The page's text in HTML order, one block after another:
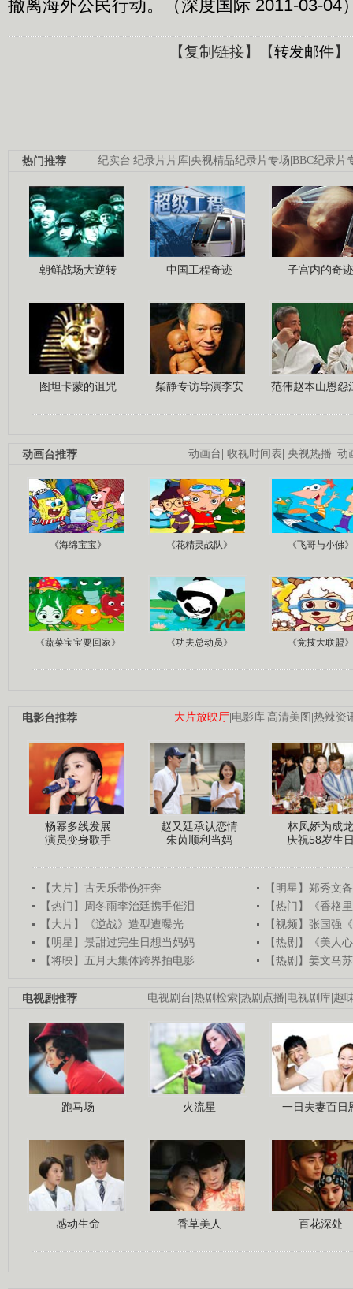
撤离海外公民行动。（深度国际 2011-03-04
【复制链接】【转发邮件】
纪实台|纪录片片库|央视精品纪录片专场|BBC纪录片
热门推荐
朝鲜战场大逆转 中国工程奇迹 子宫内的奇迹
图坦卡蒙的诅咒 柴静专访导演李安 范伟赵本山恩怨
动画台| 收视时间表| 央视热播| 动
动画台推荐
《海绵宝宝》 《花精灵战队》 《飞哥与小佛》
《蔬菜宝宝要回家》 《功夫总动员》 《竞技大联盟》
大片放映厅|电影库|高清美图 |热辣资
电影台推荐
杨幂多线发展
演员变身歌手
赵又廷承认恋情
朱茵顺利当妈
林凤娇为成龙
庆祝58岁生
【大片】古天乐带伤狂奔
【明星】郑秀文
【热门】周冬雨李治廷携手催泪
【热门】《香格
【大片】《逆战》造型遭曝光
【视频】张国强
【明星】景甜过完生日想当妈妈
【热剧】《美人
【将映】五月天集体跨界拍电影
【热剧】姜文马
电视剧台|热剧检索|热剧点播|电视剧库|趣
电视剧推荐
跑马场 火流星 一日夫妻百日
感动生命 香草美人 百花深处